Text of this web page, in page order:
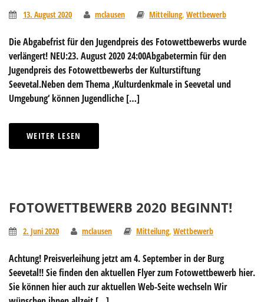
13. August 2020 mclausen Mitteilung, Wettbewerb
Die Abgabefrist für den Jugendpreis des Fotowettbewerbs wurde
verlängert! NEU:23. August 2020 24:00Abgabetermin für den
Jugendpreis des Fotowettbewerbs der Kulturstiftung
Seevetal.Neben dem Thema ‚Kulturdenkmale in Seevetal und
Umgebung‘ können Jugendliche […]
WEITER LESEN
FOTOWETTBEWERB 2020 BEGINNT!
2. Juni 2020 mclausen Mitteilung, Wettbewerb
Achtung! Preisverleihung jetzt am 4. September in der Burg
Seevetal!! Sie finden den aktuellen Flyer zum Fotowettbewerb hier.
Sie können hier auch zur aktuellen Web-Seite wechseln Wir